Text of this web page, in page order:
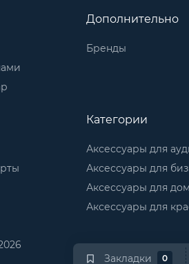
Закладки 0
Дополнительно
Бренды
Категории
Аксессуары для
Аксессуары для
Аксессуары для
Аксессуары для